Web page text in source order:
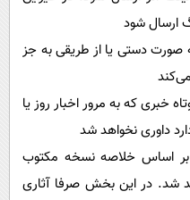
صورت دستی یا از طریقی به جز
خبری که به مرور اخبار روز یا
داوری نخواهد شد
اساس خلاصه نسخه مکتوب
شد. در این بخش صرفا آثاری